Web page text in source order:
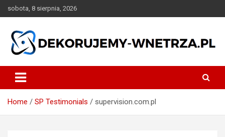
to
sobota, 8 sierpnia, 2026
dekorujemy-wnetrza.pl
Home SP Testimonials supervision.com.pl